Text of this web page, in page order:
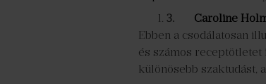
3. Caroline
Ebben a csodálatosan
és számos
különösebb szaktudást,